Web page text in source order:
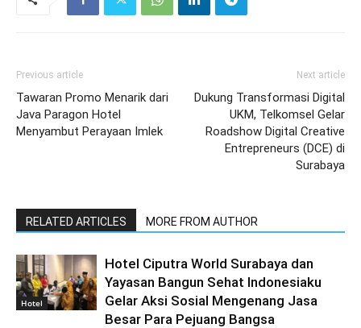
Previous article
Tawaran Promo Menarik dari
Java Paragon Hotel
Menyambut Perayaan Imlek
Next article
Dukung Transformasi Digital
UKM, Telkomsel Gelar
Roadshow Digital Creative
Entrepreneurs (DCE) di
Surabaya
RELATED ARTICLES MORE FROM AUTHOR
Hotel
Hotel Ciputra World Surabaya dan
Yayasan Bangun Sehat Indonesiaku
Gelar Aksi Sosial Mengenang Jasa
Besar Para Pejuang Bangsa